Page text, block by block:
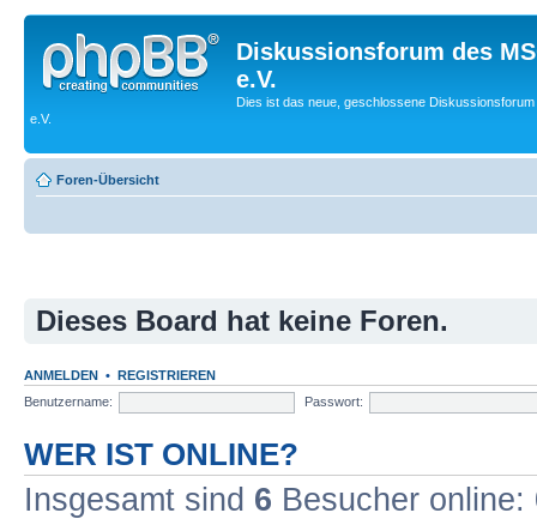
Diskussionsforum des
e.V.
Dies ist das neue, geschlossene
e.V.
Foren-Übersicht
Dieses Board hat keine Foren.
ANMELDEN • REGISTRIEREN
Benutzername:
Passwort:
WER IST ONLINE?
Insgesamt sind 6 Besucher